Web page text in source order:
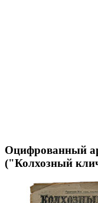
Оцифрованный
("Колхозный